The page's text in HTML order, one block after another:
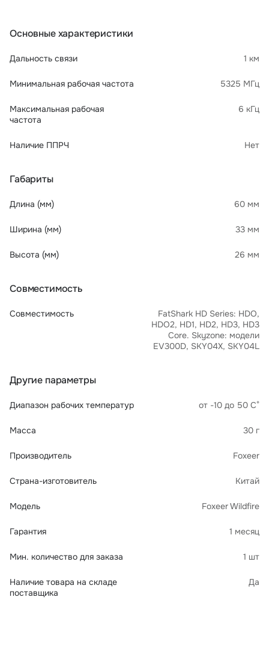
Основные характеристики
Дальность связи 1 км
Минимальная рабочая частота 5325 МГц
Максимальная рабочая
частота
6 кГц
Наличие ППРЧ Нет
Габариты
Длина (мм) 60 мм
Ширина (мм) 33 мм
Высота (мм) 26 мм
Совместимость
Совместимость
FatShark HD Series: HDO,
HDO2, HD1, HD2, HD3, HD3
Core. Skyzone: модели
EV300D, SKY04X, SKY04L
Другие параметры
Диапазон рабочих температур от -10 до 50 С°
Масса 30 г
Производитель Foxeer
Страна-изготовитель Китай
Модель Foxeer Wildfire
Гарантия 1 месяц
Мин. количество для заказа 1 шт
Наличие товара на складе
поставщика
Да